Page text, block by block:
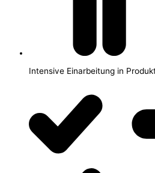
Intensive Einarbeitung in